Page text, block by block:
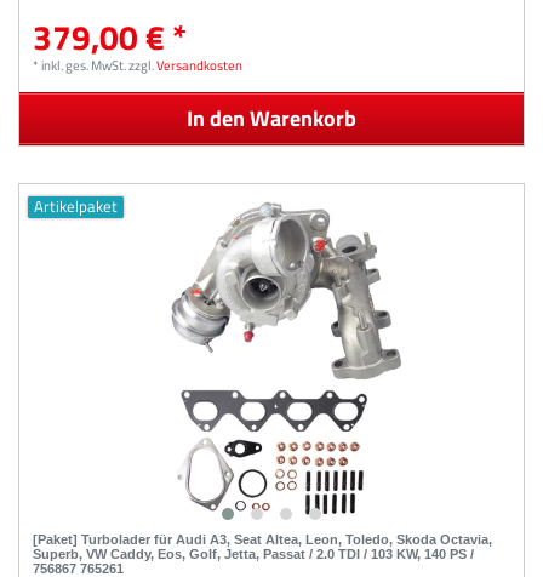
379,00 € *
*inkl. ges. MwSt.zzgl.Versandkosten
In den Warenkorb
Artikelpaket
[Paket] Turbolader für Audi A3, Seat Altea, Leon, Toledo, Skoda Octavia,
Superb, VW Caddy, Eos, Golf, Jetta, Passat / 2.0 TDI / 103 KW, 140 PS /
756867 765261